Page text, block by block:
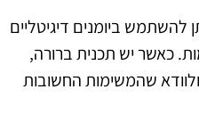
להשתמש ביומנים דיגיטליים
כאשר יש תכנית ברורה,
שהמשימות החשובות